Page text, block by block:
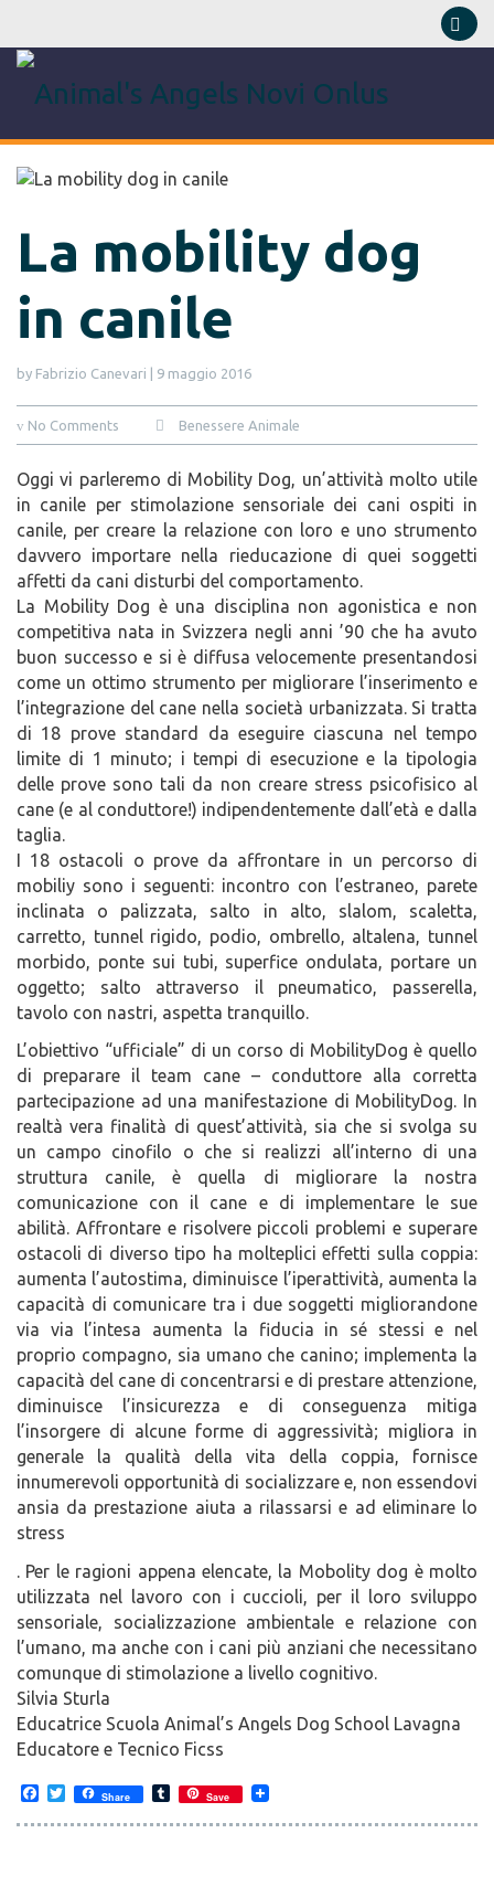
La mobility dog
in canile
by Fabrizio Canevari | 9 maggio 2016
No Comments Benessere Animale
Oggi vi parleremo di Mobility Dog, un’attività molto utile
in canile per stimolazione sensoriale dei cani ospiti in
canile, per creare la relazione con loro e uno strumento
davvero importare nella rieducazione di quei soggetti
affetti da cani disturbi del comportamento.
La Mobility Dog è una disciplina non agonistica e non
competitiva nata in Svizzera negli anni ’90 che ha avuto
buon successo e si è diffusa velocemente presentandosi
come un ottimo strumento per migliorare l’inserimento e
l’integrazione del cane nella società urbanizzata. Si tratta
di 18 prove standard da eseguire ciascuna nel tempo
limite di 1 minuto; i tempi di esecuzione e la tipologia
delle prove sono tali da non creare stress psicofisico al
cane (e al conduttore!) indipendentemente dall’età e dalla
taglia.
I 18 ostacoli o prove da affrontare in un percorso di
mobiliy sono i seguenti: incontro con l’estraneo, parete
inclinata o palizzata, salto in alto, slalom, scaletta,
carretto, tunnel rigido, podio, ombrello, altalena, tunnel
morbido, ponte sui tubi, superfice ondulata, portare un
oggetto; salto attraverso il pneumatico, passerella,
tavolo con nastri, aspetta tranquillo.
L’obiettivo “ufficiale” di un corso di MobilityDog è quello
di preparare il team cane – conduttore alla corretta
partecipazione ad una manifestazione di MobilityDog. In
realtà vera finalità di quest’attività, sia che si svolga su
un campo cinofilo o che si realizzi all’interno di una
struttura canile, è quella di migliorare la nostra
comunicazione con il cane e di implementare le sue
abilità. Affrontare e risolvere piccoli problemi e superare
ostacoli di diverso tipo ha molteplici effetti sulla coppia:
aumenta l’autostima, diminuisce l’iperattività, aumenta la
capacità di comunicare tra i due soggetti migliorandone
via via l’intesa aumenta la fiducia in sé stessi e nel
proprio compagno, sia umano che canino; implementa la
capacità del cane di concentrarsi e di prestare attenzione,
diminuisce l’insicurezza e di conseguenza mitiga
l’insorgere di alcune forme di aggressività; migliora in
generale la qualità della vita della coppia, fornisce
innumerevoli opportunità di socializzare e, non essendovi
ansia da prestazione aiuta a rilassarsi e ad eliminare lo
stress
. Per le ragioni appena elencate, la Mobolity dog è molto
utilizzata nel lavoro con i cuccioli, per il loro sviluppo
sensoriale, socializzazione ambientale e relazione con
l’umano, ma anche con i cani più anziani che necessitano
comunque di stimolazione a livello cognitivo.
Silvia Sturla
Educatrice Scuola Animal’s Angels Dog School Lavagna
Educatore e Tecnico Ficss
c
T
i
Share
T
m
Save